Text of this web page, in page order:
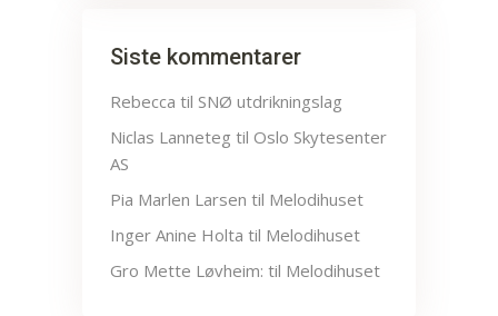
Siste kommentarer
Rebecca til SNØ utdrikningslag
Niclas Lanneteg til Oslo Skytesenter
AS
Pia Marlen Larsen til Melodihuset
Inger Anine Holta til Melodihuset
Gro Mette Løvheim: til Melodihuset